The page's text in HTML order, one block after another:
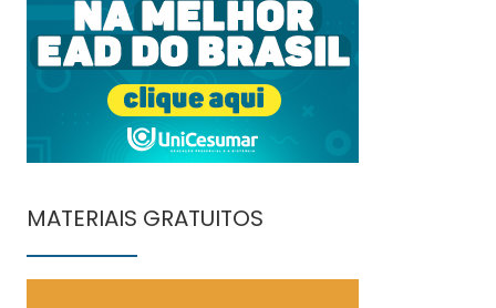
MATERIAIS GRATUITOS